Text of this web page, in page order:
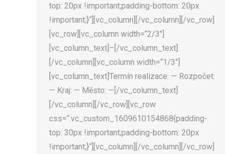
top: 20px !important;padding-bottom: 20px
!important;}“][vc_column][/vc_column][/vc_row]
[vc_row][vc_column width=“2/3″]
[vc_column_text]–[/vc_column_text]
[/vc_column][vc_column width=“1/3″]
[vc_column_text]Termín realizace: — Rozpočet:
— Kraj: — Město: —[/vc_column_text]
[/vc_column][/vc_row][vc_row
css=“.vc_custom_1609610154868{padding-
top: 30px !important;padding-bottom: 20px
!important;}“][vc_column][/vc_column][/vc_row]